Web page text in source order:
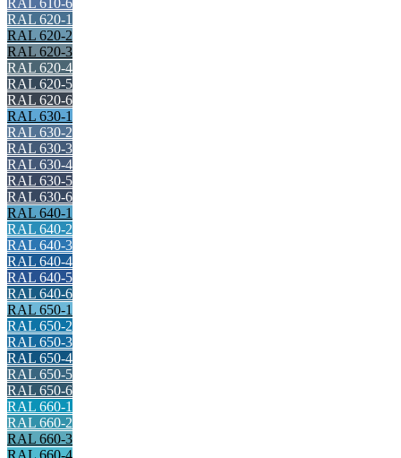
RAL 610-6
RAL 620-1
RAL 620-2
RAL 620-3
RAL 620-4
RAL 620-5
RAL 620-6
RAL 630-1
RAL 630-2
RAL 630-3
RAL 630-4
RAL 630-5
RAL 630-6
RAL 640-1
RAL 640-2
RAL 640-3
RAL 640-4
RAL 640-5
RAL 640-6
RAL 650-1
RAL 650-2
RAL 650-3
RAL 650-4
RAL 650-5
RAL 650-6
RAL 660-1
RAL 660-2
RAL 660-3
RAL 660-4